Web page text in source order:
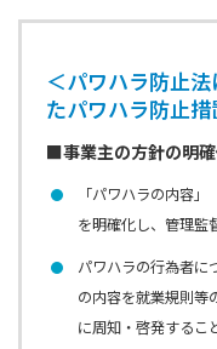
＜パワハラ防止
たパワハラ防止措
■事業主の方針の明
「パワハラの内容
を明確化し、管理監
パワハラの行為者に
の内容を就業規則等
に周知・啓発するこ